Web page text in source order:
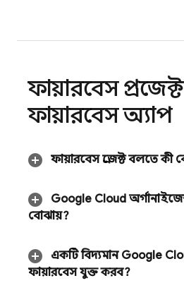
ফায়ারবেস
ফায়ারবেস অ্যাপ
ফায়ারবেস প্রজেক্ট বলতে কী
Google Cloud
বোঝায়?
একটি বিদ্যমান Google
ফায়ারবেস যুক্ত করব?